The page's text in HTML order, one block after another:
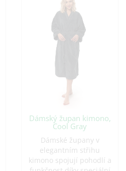
Dámský župan kimono,
Cool Gray
Dámské župany v
elegantním střihu
kimono spojují pohodlí a